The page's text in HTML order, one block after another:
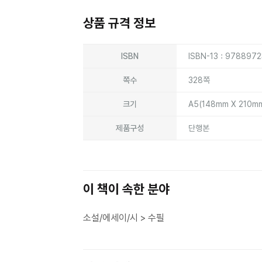
상품 규격 정보
ISBN ISBN-13 :
쪽수 328쪽
크기 A5(148mm X
제품구성 단행본
이 책이 속한 분야
소설/에세이/시 > 수필